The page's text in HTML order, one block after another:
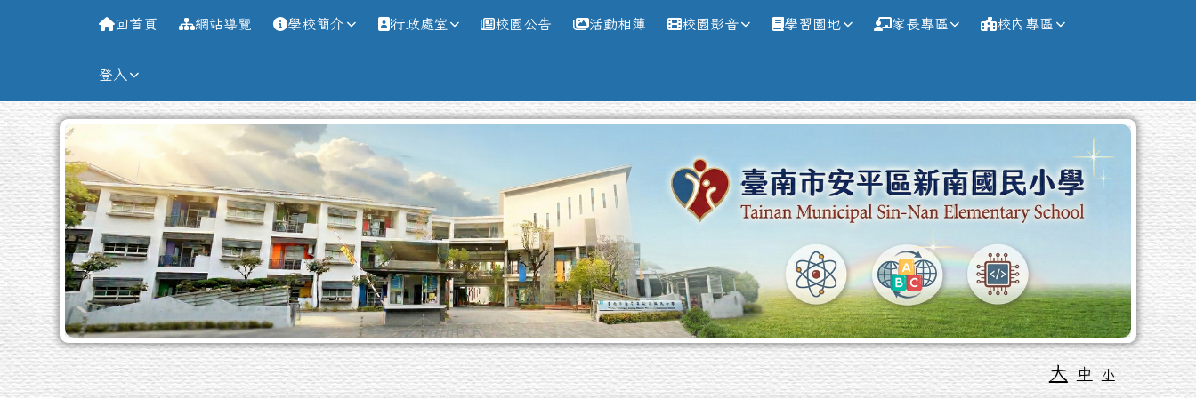
台南市新南國小全球資訊網
回首頁 網站導覽 學校簡介 行政處室 校園公告 活動相簿 校園影音 學習園地 家長專區 校內專區
登入
工具列 大 中 小